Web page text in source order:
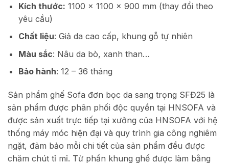
Kích thước: 1100 x 1100 x 900 mm (thay đổi theo
yêu cầu)
Chất liệu: Giả da cao cấp, khung gỗ tự nhiên
Màu sắc: Nâu da bò, xanh than…
Bảo hành: 12 – 36 tháng
Sản phẩm ghế Sofa đơn bọc da sang trọng SFĐ25 là
sản phẩm được phân phối độc quyền tại HNSOFA và
được sản xuất trực tiếp tại xưởng của HNSOFA với hệ
thống máy móc hiện đại và quy trình gia công nghiêm
ngặt, đảm bảo mỗi chi tiết của sản phẩm đều được
chăm chút tỉ mỉ. Từ phần khung ghế được làm bằng